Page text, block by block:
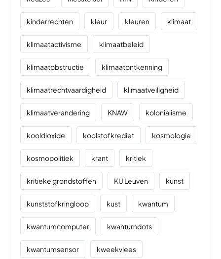
kinderrechten kleur kleuren klimaat
klimaatactivisme klimaatbeleid
klimaatobstructie klimaatontkenning
klimaatrechtvaardigheid klimaatveiligheid
klimaatverandering KNAW kolonialisme
kooldioxide koolstofkrediet kosmologie
kosmopolitiek krant kritiek
kritieke grondstoffen KU Leuven kunst
kunststofkringloop kust kwantum
kwantumcomputer kwantumdots
kwantumsensor kweekvlees